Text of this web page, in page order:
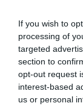
If you wish to
processing of
targeted
section to
opt-out request
interest-based
us or personal